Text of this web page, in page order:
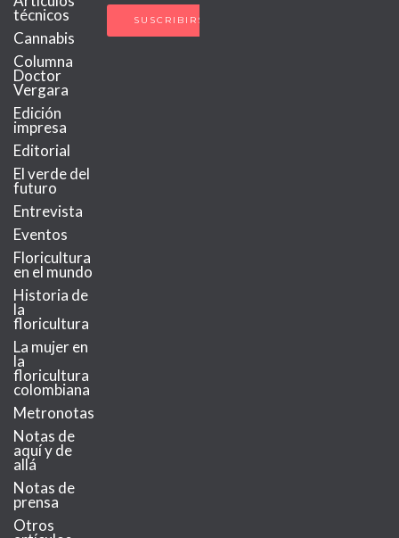
técnicos
Cannabis
Columna
Doctor
Vergara
Edición
impresa
Editorial
El verde del
futuro
Entrevista
Eventos
Floricultura
en el mundo
Historia de
la
floricultura
La mujer en
la
floricultura
colombiana
Metronotas
Notas de
aquí y de
allá
Notas de
prensa
Otros